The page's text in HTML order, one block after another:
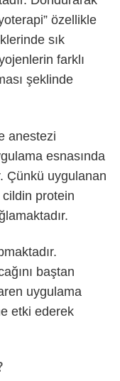
özellikle
sık
farklı
şeklinde
anestezi
esnasında
Çünkü uygulanan
protein
baştan
uygulama
etki ederek